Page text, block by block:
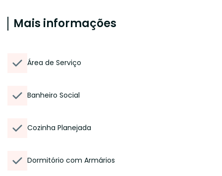
Mais informações
Área de Serviço
Banheiro Social
Cozinha Planejada
Dormitório com Armários